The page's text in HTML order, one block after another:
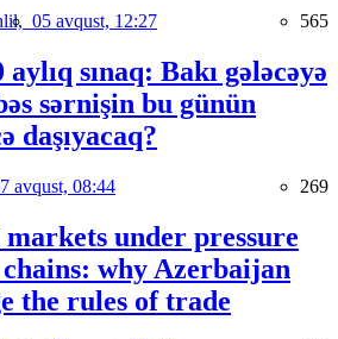
05 avqust, 12:27 565
sınaq: Bakı gələcəyə
sərnişin bu günün
daşıyacaq?
avqust, 08:44 269
under pressure
why Azerbaijan
the rules of trade